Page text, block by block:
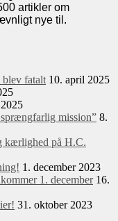
artikler om
nye til.
blev fatalt 10. april 2025
mission” 8.
kærlighed på H.C.
1. december 2023
1. december 16.
31. oktober 2023